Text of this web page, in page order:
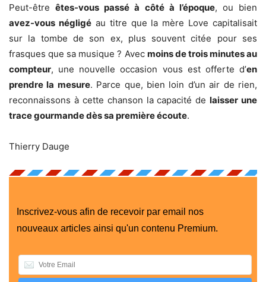
Peut-êtreêtes-vous passé à côté à l’époque, ou bien
avez-vous négligéau titre que la mère Love capitalisait
sur la tombe de son ex, plus souvent citée pour ses
frasques que sa musique ? Avec moins de trois minutes au
compteur, une nouvelle occasion vous est offerte d’en
prendre la mesure. Parce que, bien loin d’un air de rien,
reconnaissons à cette chanson la capacité delaisser une
trace gourmande dès sa première écoute.
Thierry Dauge
Inscrivez-vous afin de recevoir par email nos
nouveaux articles ainsi qu'un contenu Premium.